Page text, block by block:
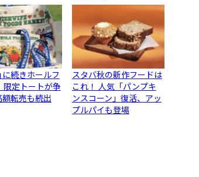
に続きホールフ
限定トートが争
転売も続出
スタバ秋の新作フードは
これ！ 人気「パンプキ
ンスコーン」復活、アッ
プルパイも登場